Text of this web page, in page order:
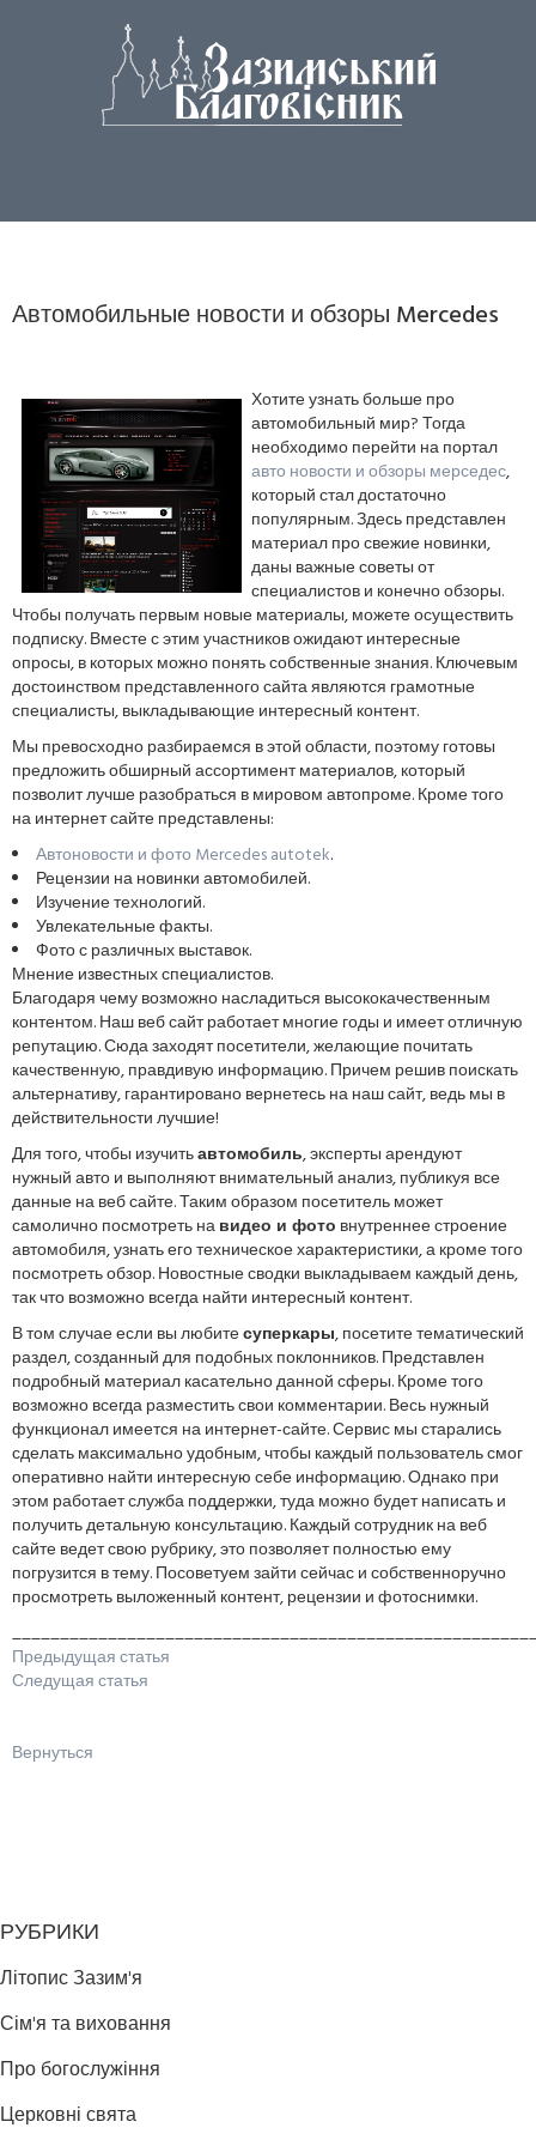
Автомобильные новости и обзоры Mercedes
Хотите узнать больше про
автомобильный мир? Тогда
необходимо перейти на портал
авто новости и обзоры мерседес,
который стал достаточно
популярным. Здесь представлен
материал про свежие новинки,
даны важные советы от
специалистов и конечно обзоры.
Чтобы получать первым новые материалы, можете осуществить
подписку. Вместе с этим участников ожидают интересные
опросы, в которых можно понять собственные знания. Ключевым
достоинством представленного сайта являются грамотные
специалисты, выкладывающие интересный контент.
Мы превосходно разбираемся в этой области, поэтому готовы
предложить обширный ассортимент материалов, который
позволит лучше разобраться в мировом автопроме. Кроме того
на интернет сайте представлены:
Автоновости и фото Mercedes autotek.
Рецензии на новинки автомобилей.
Изучение технологий.
Увлекательные факты.
Фото с различных выставок.
Мнение известных специалистов.
Благодаря чему возможно насладиться высококачественным
контентом. Наш веб сайт работает многие годы и имеет отличную
репутацию. Сюда заходят посетители, желающие почитать
качественную, правдивую информацию. Причем решив поискать
альтернативу, гарантировано вернетесь на наш сайт, ведь мы в
действительности лучшие!
Для того, чтобы изучитьавтомобиль, эксперты арендуют
нужный авто и выполняют внимательный анализ, публикуя все
данные на веб сайте. Таким образом посетитель может
самолично посмотреть навидео и фото внутреннее строение
автомобиля, узнать его техническое характеристики, а кроме того
посмотреть обзор. Новостные сводки выкладываем каждый день,
так что возможно всегда найти интересный контент.
В том случае если вы любитесуперкары, посетите тематический
раздел, созданный для подобных поклонников. Представлен
подробный материал касательно данной сферы. Кроме того
возможно всегда разместить свои комментарии. Весь нужный
функционал имеется на интернет-сайте. Сервис мы старались
сделать максимально удобным, чтобы каждый пользователь смог
оперативно найти интересную себе информацию. Однако при
этом работает служба поддержки, туда можно будет написать и
получить детальную консультацию. Каждый сотрудник на веб
сайте ведет свою рубрику, это позволяет полностью ему
погрузится в тему. Посоветуем зайти сейчас и собственноручно
просмотреть выложенный контент, рецензии и фотоснимки.
Предыдущая статья
Следущая статья
Вернуться
РУБРИКИ
Літопис Зазим'я
Сім'я та виховання
Про богослужіння
Церковні свята